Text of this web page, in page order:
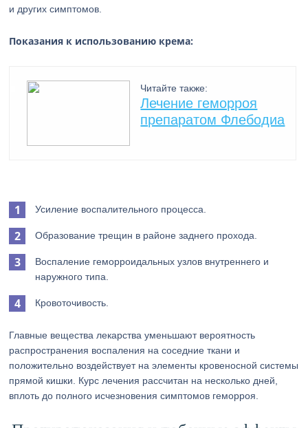
и других симптомов.
Показания к использованию крема:
Читайте также:
Лечение геморроя
препаратом Флебодиа
Усиление воспалительного процесса.
Образование трещин в районе заднего прохода.
Воспаление геморроидальных узлов внутреннего и
наружного типа.
Кровоточивость.
Главные вещества лекарства уменьшают вероятность
распространения воспаления на соседние ткани и
положительно воздействует на элементы кровеносной системы
прямой кишки. Курс лечения рассчитан на несколько дней,
вплоть до полного исчезновения симптомов геморроя.